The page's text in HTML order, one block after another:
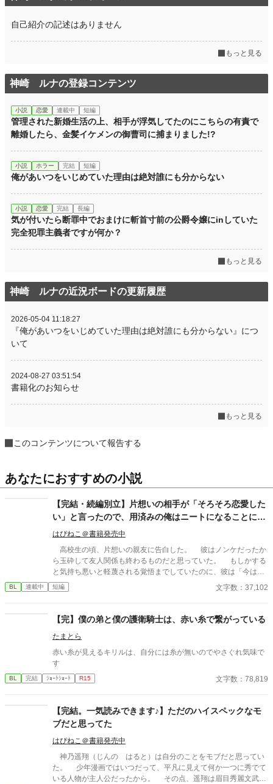
週間ポイント 620 pt (12,669 位)
月間ポイント 3,492 pt (10,982 位)
累計ポイント 96,473 pt (30,992 位)
自己紹介の記述はありません
もっと見る
神崎 ルナの登録コンテンツ
小説 恋愛 連載中 短編
管理された新婚生活の上、相手が浮気してたのにこちらの有責で
離婚したら、金髪イケメンの御曹司に捕まりました!?
小説 ホラー 完結 短編
俺があいつをいじめていた理由は絶対誰にも分からない
小説 恋愛 完結 長編
気が付いたら断罪中でおまけに斬首寸前の公爵令嬢にinしていた
完全犯罪主義者ですが何か？
もっと見る
神崎 ルナの近況ボードの更新履歴
2026-05-04 11:18:27
『俺があいつをいじめていた理由は絶対誰にも分からない』につ
いて
2024-08-27 03:51:54
書籍化のお知らせ
もっと見る
このコンテンツについて報告する
あなたにおすすめの小説
【完結・続編別立】片想いの相手が「そろそろ恋愛した
い」と言ったので、用済みの俺はニートになることにし
ました。
はぴねこ＠書籍発売中
高校生の頃、片想いの親友に告白した。 彼はノンケだったか
ら玉砕して友人関係も終わるものだと思っていた。 もしかする
と気持ち悪いと軽蔑される覚悟までしていたのに、彼は「今は恋
愛をしている時間がないんだ」と自分の夢を語ってくれた。 彼
は会社を興した祖父のことをとても尊敬していて、自分も起業し
親友のお前には俺の右腕になってほしい」と言われた。 同性愛
者の俺のことを気持ち悪いと遠ざけることもせずに、親友のまま
でいてくれた彼に俺は感謝して、同じ大学に進学して、大学の頃
に彼と一緒にゲームを作成する会社を起業した。 あれから二十
年間、本当に二人三脚で駆け抜けてきた。 そして、昨年売り出
祝うパーティーで親友が語った言葉に俺の覚悟も決まった。 「俺
と踏み出すお話です。
BL 連載中 短編 文字数：37,102
【完】僕の弟と僕の護衛騎士は、赤い糸で繋がっている
たまとら
赤い糸が見えるキリルは、自分には糸が無いのでやさぐれ気味で
す
BL 完結 ｼｮｰﾄｼｮｰﾄ R15 文字数：78,819
【完結。一気読みできます♪】ただのハイスペックなモ
ブだと思ってた
はぴねこ＠書籍発売中
神乃遥翔（じんの はると）は自分のことをモブだと思ってい
た。 少年漫画ではいつだって、平凡に見えて何か一つに秀でて
いる人物が主人公だったから。 その点、遥翔は眉目秀麗文武両